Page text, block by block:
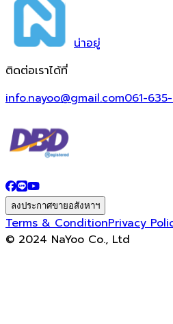
น่าอยู่
ติดต่อเราได้ที่
info.nayoo@gmail.com061-
ลงประกาศขายอสังหาฯ
Terms & ConditionPrivacy
© 2024 NaYoo Co., Ltd